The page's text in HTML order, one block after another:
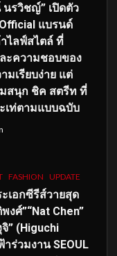
นรวิชญ์” เปิดตัว
แบรนด์
ไลฟ์สไตล์ ที่
ะความชอบของ
มเรียบง่าย แต่
สนุก ชิค สตรีท ที่
เท่ตามแบบฉบับ
FASHION UPDATE
เอกซีรีส์วายสุด
งศ์”“Nat Chen”
” (Higuchi
ร่วมงาน SEOUL